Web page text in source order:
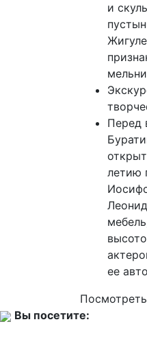
и
Перед
летию
ее
Вы посетите: